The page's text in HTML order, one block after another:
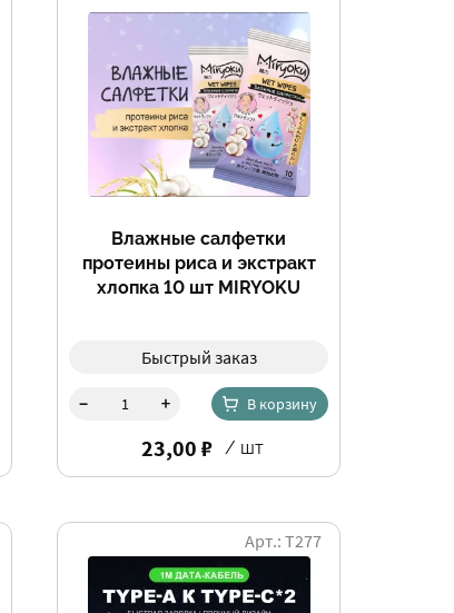
Влажные салфетки
протеины риса и экстракт
хлопка 10 шт MIRYOKU
Быстрый заказ
- + В корзину
23,00 ₽ / шт
Арт.: Т277